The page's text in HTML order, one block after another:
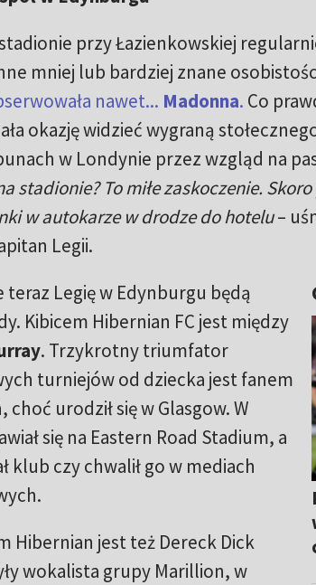
przy Łazienkowskiej
mniej lub bardziej znane
nawet... Madonna. Co
okazję widzieć wygraną
w Londynie przez wzgląd na
stadionie? To miłe zaskoczenie.
w autokarze w drodze do hotelu–
Legii.
teraz Legię w Edynburgu będą
Kibicem Hibernian FC jest między
. Trzykrotny triumfator
turniejów od dziecka jest fanem
choć urodził się w Glasgow. W
się na Eastern Road Stadium, a
klub czy chwalił go w mediach
Hibernian jest też Dereck Dick
wokalista grupy Marillion, w